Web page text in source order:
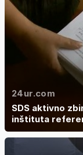
24ur.com
SDS aktivno
inštituta